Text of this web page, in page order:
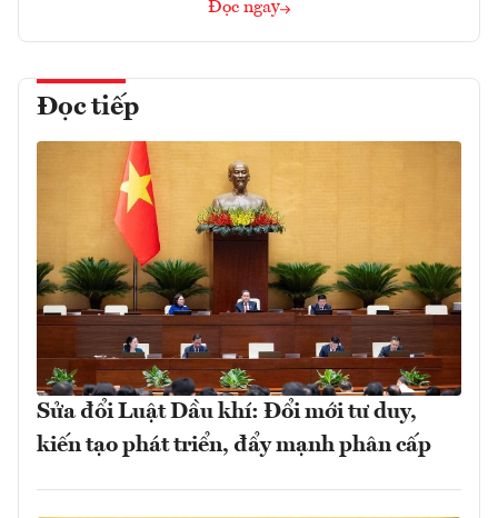
Đọc ngay
Đọc tiếp
Sửa đổi Luật Dầu khí: Đổi mới tư duy,
kiến tạo phát triển, đẩy mạnh phân cấp